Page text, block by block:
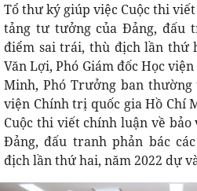
Tổ thư ký giúp việc Cuộc thi
tảng tư tưởng của Đảng, đấu
điểm sai trái, thù địch lần thứ
Văn Lợi, Phó Giám đốc Học
Minh, Phó Trưởng ban thường
viện Chính trị quốc gia Hồ Chí
Cuộc thi viết chính luận về
Đảng, đấu tranh phản bác
địch lần thứ hai, năm 2022 dự